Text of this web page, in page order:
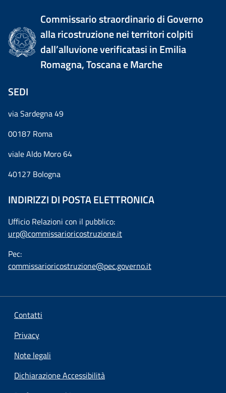
Commissario straordinario di Governo
alla ricostruzione nei territori colpiti
dall’alluvione verificatasi in Emilia
Romagna, Toscana e Marche
SEDI
via Sardegna 49
00187 Roma
viale Aldo Moro 64
40127 Bologna
INDIRIZZI DI POSTA ELETTRONICA
Ufficio Relazioni con il pubblico:
urp@commissarioricostruzione.it
Pec:
commissarioricostruzione@pec.governo.it
Contatti
Privacy
Note legali
Dichiarazione Accessibilità